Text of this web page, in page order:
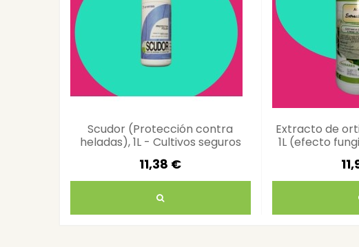
Scudor (Protección contra
heladas), 1L - Cultivos seguros
11,38 €
Extracto de
1L (efecto